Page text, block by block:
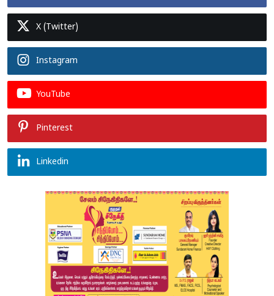
X (Twitter)
Instagram
YouTube
Pinterest
Linkedin